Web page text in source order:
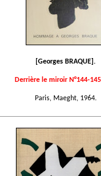
[Georges BRAQUE].
Derrière le miroir N°144-
Paris, Maeght, 1964.